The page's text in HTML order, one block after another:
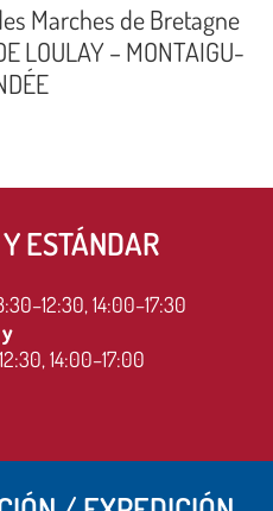
Marches de Bretagne
LOULAY – MONTAIGU-
ESTÁNDAR
14:00–17:30
y
14:00–17:00